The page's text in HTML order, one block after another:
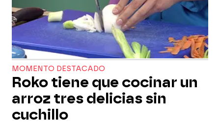
MOMENTO DESTACADO
Roko tiene que cocinar un
arroz tres delicias sin
cuchillo